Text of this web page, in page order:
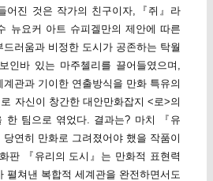
어진 것은 작가의 친구이자,『쥐』라
뉴요커 아트 슈피겔만의 제안에 따른
러움과 비정한 도시가 공존하는 탁월
인바 있는 마주첼리를 끌어들였으며,
관과 기이한 연출방식을 만화 특유의
자신이 창간한 대안만화잡지 <로>의
한 팀으로 엮었다. 결과는? 마치 『유
연히 만화로 그려졌어야 했을 작품이
판 『유리의 도시』는 만화적 표현력
펼쳐낸 복합적 세계관을 완전하면서도